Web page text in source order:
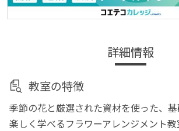
詳細情報
教室の特徴
季節の花と厳選された資材を使った、
楽しく学べるフラワーアレンジメント教